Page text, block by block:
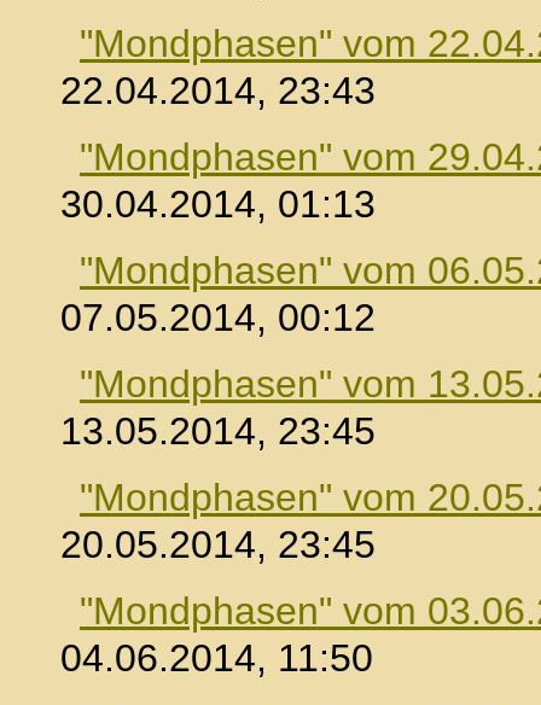
"Mondphasen" vom
22.04.2014, 23:43
"Mondphasen" vom
30.04.2014, 01:13
"Mondphasen" vom
07.05.2014, 00:12
"Mondphasen" vom
13.05.2014, 23:45
"Mondphasen" vom
20.05.2014, 23:45
"Mondphasen" vom
04.06.2014, 11:50